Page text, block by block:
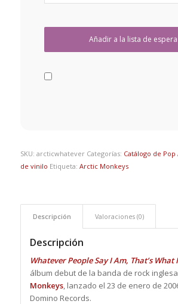
SKU: arcticwhatever Categorías: Catálogo de
de vinilo Etiqueta: Arctic Monkeys
Descripción Valoraciones (0)
Descripción
Whatever People Say I Am, That’s What
álbum debut de la banda de rock inglesa
Monkeys, lanzado el 23 de enero de
Domino Records.